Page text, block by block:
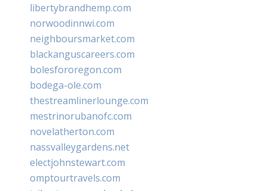
libertybrandhemp.com
norwoodinnwi.com
neighboursmarket.com
blackanguscareers.com
bolesfororegon.com
bodega-ole.com
thestreamlinerlounge.com
mestrinorubanofc.com
novelatherton.com
nassvalleygardens.net
electjohnstewart.com
omptourtravels.com